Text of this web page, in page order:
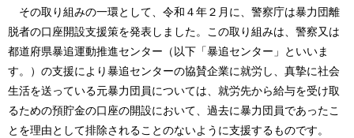
その取り組みの一環として、令和４年２月に、警察庁は暴力団離
脱者の口座開設支援策を発表しました。この取り組みは、警察又は
都道府県暴追運動推進センター（以下「暴追センター」といいま
す。）の支援により暴追センターの協賛企業に就労し、真摯に社会
生活を送っている元暴力団員については、就労先から給与を受け取
るための預貯金の口座の開設において、過去に暴力団員であったこ
とを理由として排除されることのないように支援するものです。